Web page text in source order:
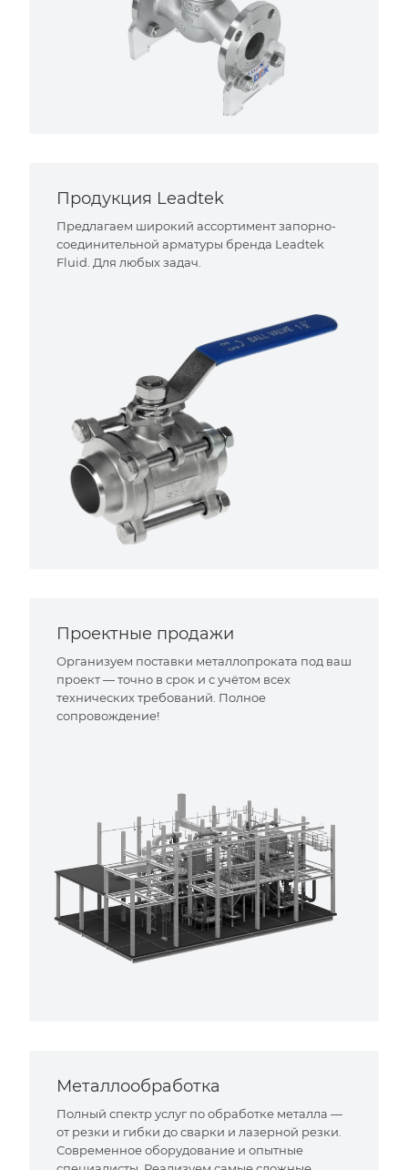
Продукция Leadtek
Предлагаем широкий ассортимент запорно-
соединительной арматуры бренда Leadtek
Fluid. Для любых задач.
Проектные продажи
Организуем поставки металлопроката под ваш
проект — точно в срок и с учётом всех
технических требований. Полное
сопровождение!
Металлообработка
Полный спектр услуг по обработке металла —
от резки и гибки до сварки и лазерной резки.
Современное оборудование и опытные